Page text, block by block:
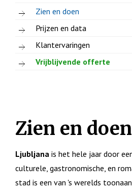
Zien en doen
Prijzen en data
Klantervaringen
Vrijblijvende offerte
Zien en doen
Ljubljana is het hele jaar door
culturele, gastronomische, en
stad is een van 's werelds